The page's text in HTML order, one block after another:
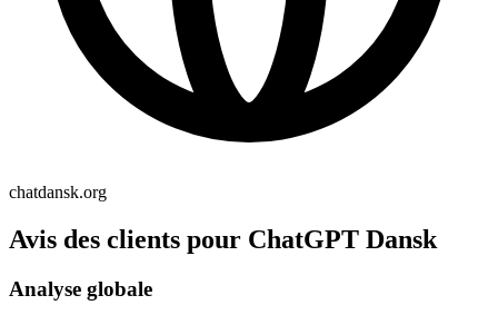
chatdansk.org
Avis des clients pour ChatGPT Dansk
Analyse globale